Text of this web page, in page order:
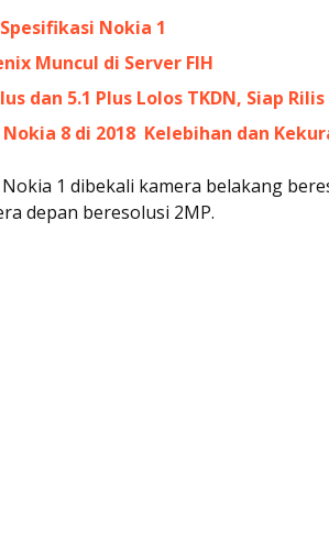
Nokia 1
Muncul di Server FIH
dan 5.1 Plus Lolos TKDN, Siap
8 di 2018  Kelebihan dan
1 dibekali kamera belakang
depan beresolusi 2MP.